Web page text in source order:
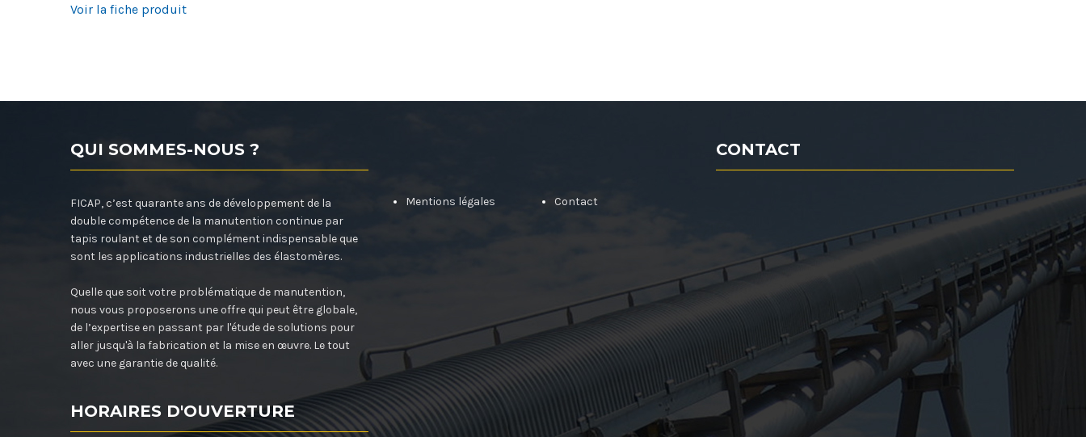
Voir la fiche produit
QUI SOMMES-NOUS ?
FICAP, c’est quarante ans de développement de la
double compétence de la manutention continue par
tapis roulant et de son complément indispensable que
sont les applications industrielles des élastomères.
Quelle que soit votre problématique de manutention,
nous vous proposerons une offre qui peut être globale,
de l’expertise en passant par l'étude de solutions pour
aller jusqu'à la fabrication et la mise en œuvre. Le tout
avec une garantie de qualité.
HORAIRES D'OUVERTURE
Mentions légales Contact
CONTACT